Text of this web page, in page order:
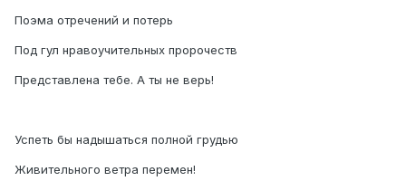
Поэма отречений и потерь
Под гул нравоучительных пророчеств
Представлена тебе. А ты не верь!
Успеть бы надышаться полной грудью
Живительного ветра перемен!